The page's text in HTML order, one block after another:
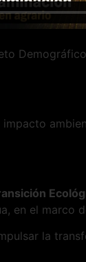
en el marco
la